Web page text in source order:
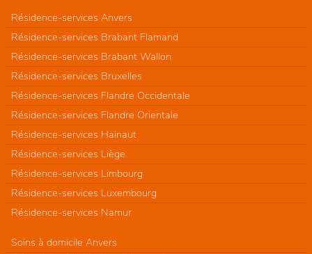
Résidence-services Anvers
Résidence-services Brabant Flamand
Résidence-services Brabant Wallon
Résidence-services Bruxelles
Résidence-services Flandre Occidentale
Résidence-services Flandre Orientale
Résidence-services Hainaut
Résidence-services Liège
Résidence-services Limbourg
Résidence-services Luxembourg
Résidence-services Namur
Soins à domicile Anvers